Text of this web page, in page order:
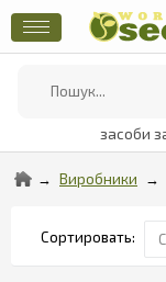
засоби
Виробники